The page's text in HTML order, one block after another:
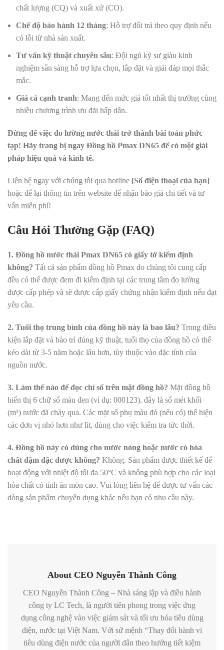
chất lượng (CQ) và xuất xứ (CO).
Chế độ bảo hành 12 tháng: Hỗ trợ đổi trả theo quy định nếu
có lỗi từ nhà sản xuất.
Tư vấn kỹ thuật chuyên sâu: Đội ngũ kỹ sư giàu kinh
nghiệm sẵn sàng hỗ trợ lựa chọn, lắp đặt và giải đáp mọi thắc
mắc.
Giá cả cạnh tranh: Mang đến mức giá tốt nhất thị trường cùng
nhiều chương trình ưu đãi hấp dẫn.
Đừng để việc đo lường nước thải trở thành bài toán phức
tạp! Hãy trang bị ngay Đồng hồ Pmax DN65 để có một giải
pháp hiệu quả và kinh tế.
Liên hệ ngay với chúng tôi qua hotline [Số điện thoại của bạn]
hoặc để lại thông tin trên website để nhận báo giá chi tiết và tư
vấn miễn phí!
Câu Hỏi Thường Gặp (FAQ)
1. Đồng hồ nước thải Pmax DN65 có giấy tờ kiểm định
không? Tất cả sản phẩm đồng hồ Pmax do chúng tôi cung cấp
đều có thể được đem đi kiểm định tại các trung tâm đo lường
được cấp phép và sẽ được cấp giấy chứng nhận kiểm định nếu đạt
yêu cầu.
2. Tuổi thọ trung bình của đồng hồ này là bao lâu? Trong điều
kiện lắp đặt và bảo trì đúng kỹ thuật, tuổi thọ của đồng hồ có thể
kéo dài từ 3-5 năm hoặc lâu hơn, tùy thuộc vào đặc tính của
nguồn nước.
3. Làm thế nào để đọc chỉ số trên mặt đồng hồ? Mặt đồng hồ
hiển thị 6 chữ số màu đen (ví dụ: 000123), đây là số mét khối
(m³) nước đã chảy qua. Các mặt số phụ màu đỏ (nếu có) thể hiện
các đơn vị nhỏ hơn như lít, dùng cho việc kiểm tra tức thời.
4. Đồng hồ này có dùng cho nước nóng hoặc nước có hóa
chất đậm đặc được không? Không. Sản phẩm được thiết kế để
hoạt động với nhiệt độ tối đa 50°C và không phù hợp cho các loại
hóa chất có tính ăn mòn cao. Vui lòng liên hệ để được tư vấn các
dòng sản phẩm chuyên dụng khác nếu bạn có nhu cầu này.
About CEO Nguyễn Thành Công
CEO Nguyễn Thành Công – Nhà sáng lập và điều hành
công ty LC Tech, là người tiên phong trong việc ứng
dụng công nghệ vào việc giám sát và tối ưu hóa tiêu dùng
điện, nước tại Việt Nam. Với sứ mệnh “Thay đổi hành vi
tiêu dùng điện nước của người dân theo hướng tiết kiệm